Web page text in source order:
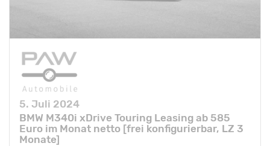
5. Juli 2024
BMW M340i xDrive Touring Leasing ab 585
Euro im Monat netto [frei konfigurierbar, LZ 3
Monate]